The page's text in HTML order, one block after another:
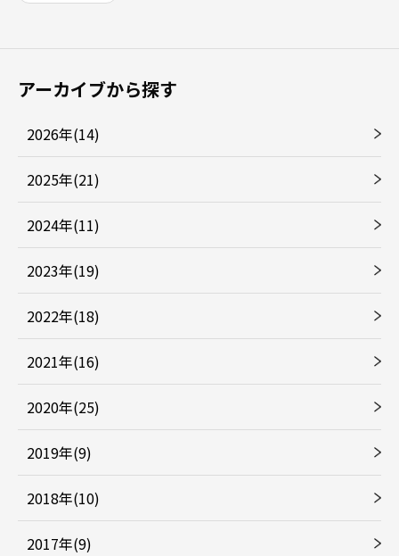
アーカイブから探す
2026年(14)
2025年(21)
2024年(11)
2023年(19)
2022年(18)
2021年(16)
2020年(25)
2019年(9)
2018年(10)
2017年(9)